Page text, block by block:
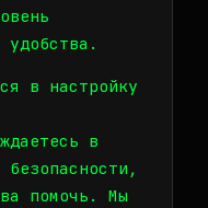
удобства.
в настройку
в
безопасности,
помочь. Мы